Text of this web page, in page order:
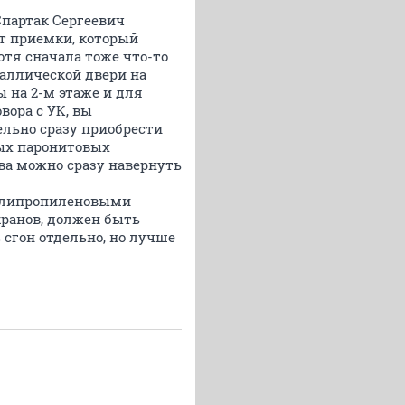
Сергеевич
приемки, который
сначала тоже что-то
двери на
на 2-м этаже и для
с УК, вы
сразу приобрести
паронитовых
можно сразу навернуть
должен быть
отдельно, но лучше